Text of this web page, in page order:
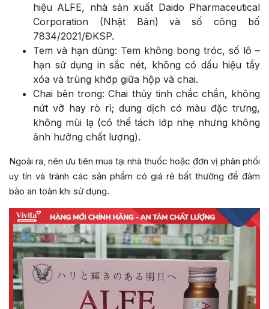
hiệu ALFE, nhà sản xuất Daido Pharmaceutical
Corporation (Nhật Bản) và số công bố
7834/2021/ĐKSP.
Tem và hạn dùng: Tem không bong tróc, số lô –
hạn sử dụng in sắc nét, không có dấu hiệu tẩy
xóa và trùng khớp giữa hộp và chai.
Chai bên trong: Chai thủy tinh chắc chắn, không
nứt vỡ hay rò rỉ; dung dịch có màu đặc trưng,
không mùi lạ (có thể tách lớp nhẹ nhưng không
ảnh hưởng chất lượng).
Ngoài ra, nên ưu tiên mua tại nhà thuốc hoặc đơn vị phân phối
uy tín và tránh các sản phẩm có giá rẻ bất thường để đảm
bảo an toàn khi sử dụng.